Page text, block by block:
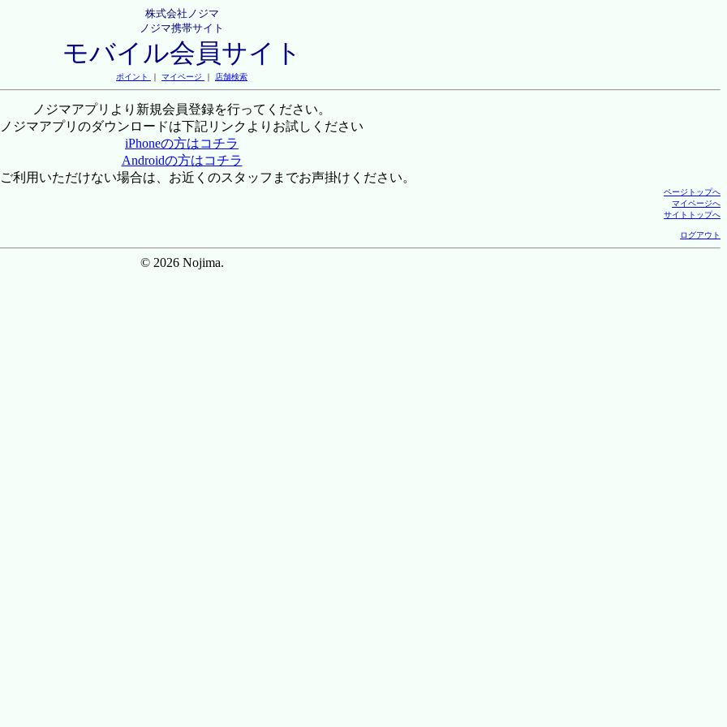
株式会社ノジマ
ノジマ携帯サイト
モバイル会員サイト
ポイント ｜ マイページ ｜ 店舗検索
ノジマアプリより新規会員登録を行ってください。
ノジマアプリのダウンロードは下記リンクよりお試しください
iPhoneの方はコチラ
Androidの方はコチラ
利用いただけない場合は、お近くのスタッフまでお声掛けください。
ページトップへ
マイページへ
サイトトップへ
ログアウト
© 2026 Nojima.